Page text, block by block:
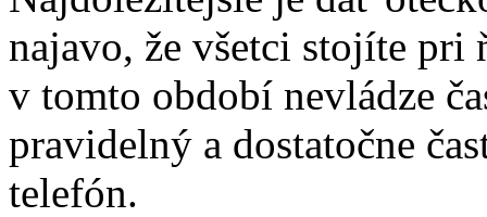
najavo, že všetci stojíte pri
v tomto období nevládze
pravidelný a dostatočne
telefón.